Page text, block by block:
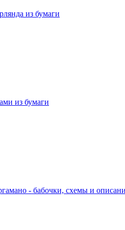
из бумаги
из бумаги
- бабочки, схемы и